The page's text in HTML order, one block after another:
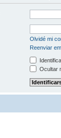
Olvidé mi
Reenviar
Ocultar